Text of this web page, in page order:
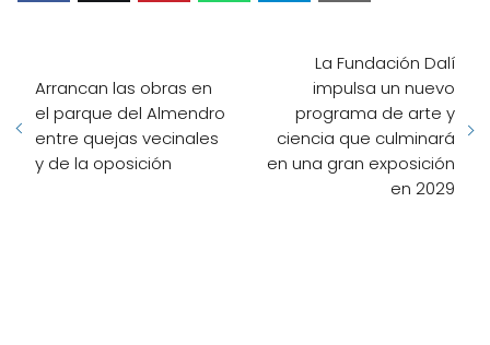
Arrancan las obras en
el parque del Almendro
entre quejas vecinales
y de la oposición
La Fundación Dalí
impulsa un nuevo
programa de arte y
ciencia que culminará
en una gran exposición
en 2029